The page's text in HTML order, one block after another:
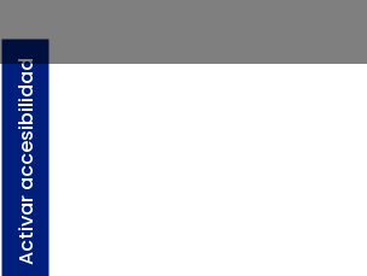
Activar accesibilidad